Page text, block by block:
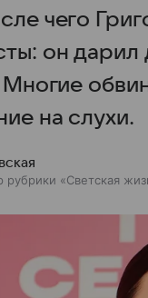
чего
он
на слухи.
«Светская